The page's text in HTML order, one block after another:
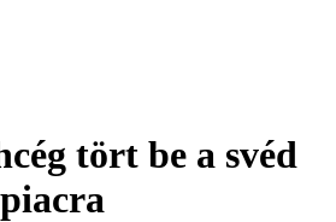
tört be a svéd